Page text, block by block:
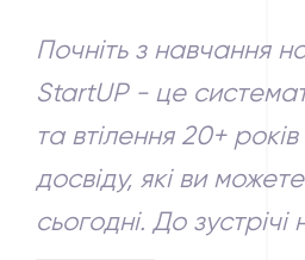
Почніть з навчання
StartUР - це
та втілення 20+
досвіду, які ви
сьогодні. До зустрічі